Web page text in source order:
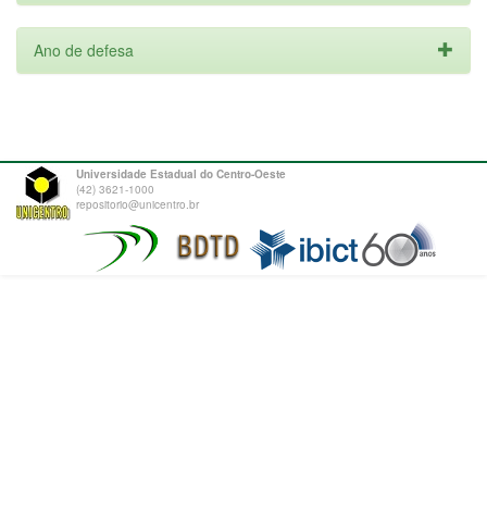
Ano de defesa
Universidade Estadual do Centro-Oeste
(42) 3621-1000
repositorio@unicentro.br